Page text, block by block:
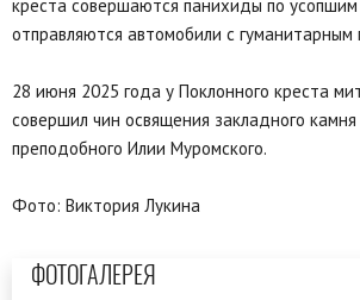
креста совершаются панихиды по
отправляются автомобили с гуманитарным
28 июня 2025 года у Поклонного креста
совершил чин освящения закладного
преподобного Илии Муромского.
Фото: Виктория Лукина
ФОТОГАЛЕРЕЯ